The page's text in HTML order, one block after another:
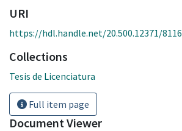
URI
https://hdl.handle.net/20.500.12371/8116
Collections
Tesis de Licenciatura
Full item page
Document Viewer